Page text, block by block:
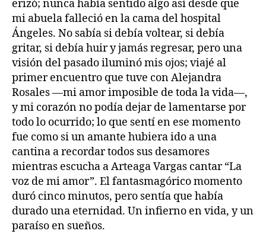
erizó; nunca había sentido algo así desde que
mi abuela falleció en la cama del hospital
Ángeles. No sabía si debía voltear, si debía
gritar, si debía huir y jamás regresar, pero una
visión del pasado iluminó mis ojos; viajé al
primer encuentro que tuve con Alejandra
Rosales —mi amor imposible de toda la vida—,
y mi corazón no podía dejar de lamentarse por
todo lo ocurrido; lo que sentí en ese momento
fue como si un amante hubiera ido a una
cantina a recordar todos sus desamores
mientras escucha a Arteaga Vargas cantar “La
voz de mi amor”. El fantasmagórico momento
duró cinco minutos, pero sentía que había
durado una eternidad. Un infierno en vida, y un
paraíso en sueños.